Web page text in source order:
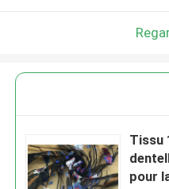
Tissu
pour